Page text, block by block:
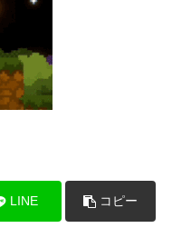
LINE コピー